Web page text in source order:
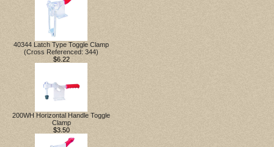
40344 Latch Type Toggle Clamp
(Cross Referenced: 344)
$6.22
200WH Horizontal Handle Toggle
Clamp
$3.50